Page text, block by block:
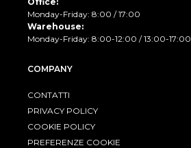
Monday-Friday: 8:00 / 17:00
Warehouse:
Monday-Friday: 8:00-12:00 / 13:00-17:00
COMPANY
CONTATTI
PRIVACY POLICY
COOKIE POLICY
PREFERENZE COOKIE